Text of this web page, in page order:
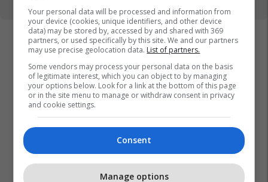
Your personal data will be processed and information from
your device (cookies, unique identifiers, and other device
data) may be stored by, accessed by and shared with 369
partners, or used specifically by this site. We and our partners
may use precise geolocation data. List of partners.
Some vendors may process your personal data on the basis
of legitimate interest, which you can object to by managing
your options below. Look for a link at the bottom of this page
or in the site menu to manage or withdraw consent in privacy
and cookie settings.
Consent
Manage options